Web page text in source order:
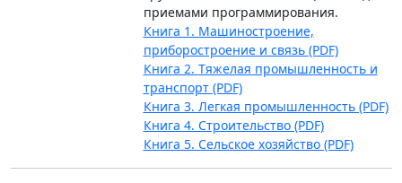
приемами программирования.
Книга 1. Машиностроение,
приборостроение и связь (PDF)
Книга 2. Тяжелая промышленность и
транспорт (PDF)
Книга 3. Легкая промышленность (PDF)
Книга 4. Строительство (PDF)
Книга 5. Сельское хозяйство (PDF)